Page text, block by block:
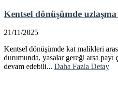
Kentsel dönüşümde
21/11/2025
Kentsel dönüşümde kat malikleri
durumunda, yasalar gereği arsa payı
devam edebili... Daha Fazla Detay